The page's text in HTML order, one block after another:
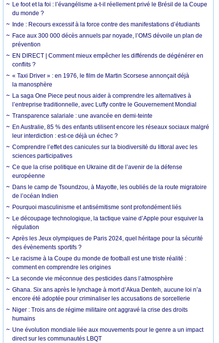
Le foot et la foi : l’évangélisme a-t-il réellement privé le Brésil de la Coupe
du monde ?
Inde : Recours excessif à la force contre des manifestations d’étudiants
Face aux 300 000 décès annuels par noyade, l’OMS dévoile un plan de
prévention
EN DIRECT | Comment mieux empêcher les différends de dégénérer en
conflits ?
« Taxi Driver » : en 1976, le film de Martin Scorsese annonçait déjà
la manosphère
La saga One Piece peut nous aider à comprendre les alternatives à
l’entreprise traditionnelle, avec Luffy contre le Gouvernement Mondial
Transparence salariale : une avancée en demi-teinte
En Australie, 85 % des enfants utilisent encore les réseaux sociaux malgré
leur interdiction : est-ce déjà un échec ?
Comprendre l’effet des canicules sur la biodiversité du littoral avec les
sciences participatives
Ce que la crise politique en Ukraine dit de l’avenir de la défense
européenne
Dans le camp de Tsoundzou, à Mayotte, les oubliés de la route migratoire
de l’océan Indien
Pourquoi masculinisme et antisémitisme sont profondément liés
Le découpage technologique, la tactique vaine d’Apple pour esquiver la
régulation
Après les Jeux olympiques de Paris 2024, quel héritage pour la sécurité
des évènements sportifs ?
Le racisme à la Coupe du monde de football est une triste réalité :
comment en comprendre les origines
La seconde vie méconnue des pesticides dans l’atmosphère
Ghana. Six ans après le lynchage à mort d’Akua Denteh, aucune loi n’a
encore été adoptée pour criminaliser les accusations de sorcellerie
Niger : Trois ans de régime militaire ont aggravé la crise des droits
humains
Une évolution mondiale liée aux mouvements pour le genre a un impact
direct sur les communautés LBQT